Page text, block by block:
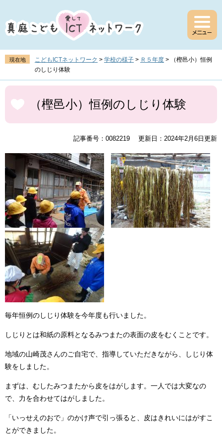
ジ
の
頭
す
。
ュ
ー
飛
し
て
へ
現在地 こどもICTネットワーク > 学校の様子 > Ｒ５年度 >
（樫邑小）恒例
のしじり体験
本
文
（樫邑小）恒例のしじり体験
記事番号：0082219 更新日：2024年2月6日更新
毎年恒例のしじり体験を今年度も行いました。
しじりとは和紙の原料となるみつまたの表面の皮をむくことです。
地域の山崎茂さんのご自宅で、指導していただきながら、しじり体
験をしました。
まずは、むしたみつまたから皮をはがします。一人では大変なの
で、力を合わせてはがしました。
「いっせえのおで」のかけ声で引っ張ると、皮はきれいにはがすこ
とができました。